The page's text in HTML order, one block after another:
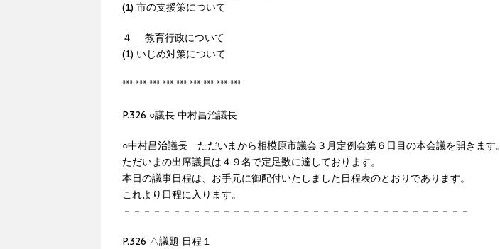
(1) 市の支援策について
４ 教育行政について
(1) いじめ対策について
*** *** *** *** *** *** *** *** ***
P.326 ○議長 中村昌治議長
○中村昌治議長 ただいまから相模原市議会３月定例会第６日目の本会議を開きます。
ただいまの出席議員は４９名で定足数に達しております。
本日の議事日程は、お手元に御配付いたしました日程表のとおりであります。
これより日程に入ります。
－－－－－－－－－－－－－－－－－－－－－－－－－－－－－－－－－－－
P.326 △議題 日程１